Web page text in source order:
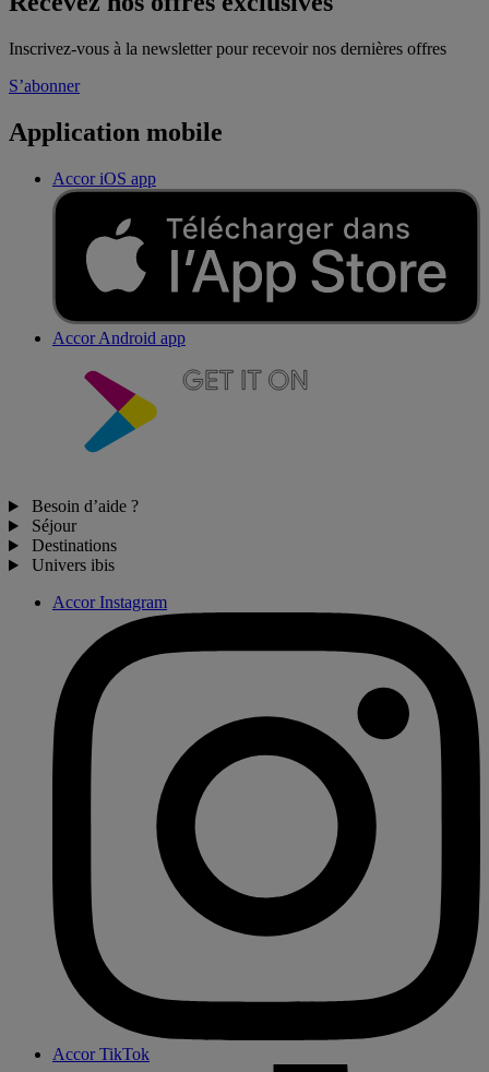
Inscrivez-vous à la newsletter pour recevoir nos dernières offres
S’abonner
Application mobile
Accor iOS app
Accor Android app
Besoin d’aide ?
Séjour
Destinations
Univers ibis
Accor Instagram
Accor TikTok